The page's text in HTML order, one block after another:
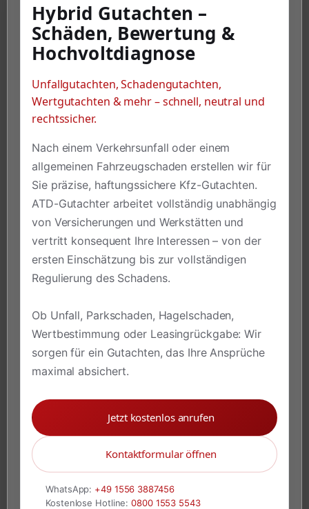
Hybrid Gutachten –
Schäden, Bewertung &
Hochvoltdiagnose
Unfallgutachten, Schadengutachten,
Wertgutachten & mehr – schnell, neutral und
rechtssicher.
Nach einem Verkehrsunfall oder einem
allgemeinen Fahrzeugschaden erstellen wir für
Sie präzise, haftungssichere Kfz-Gutachten.
ATD-Gutachter arbeitet vollständig unabhängig
von Versicherungen und Werkstätten und
vertritt konsequent Ihre Interessen – von der
ersten Einschätzung bis zur vollständigen
Regulierung des Schadens.
Ob Unfall, Parkschaden, Hagelschaden,
Wertbestimmung oder Leasingrückgabe: Wir
sorgen für ein Gutachten, das Ihre Ansprüche
maximal absichert.
Jetzt kostenlos anrufen
Kontaktformular öffnen
WhatsApp: +49 1556 3887456
Kostenlose Hotline:0800 1553 5543